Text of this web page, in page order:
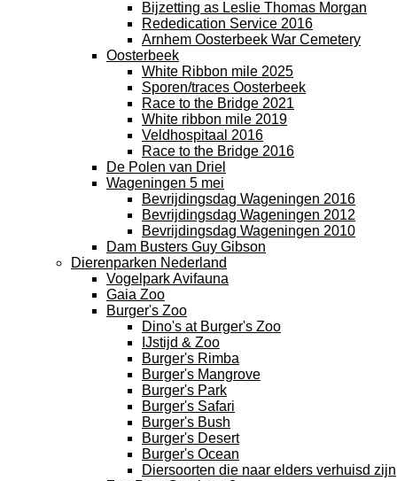
Bijzetting as Leslie Thomas Morgan
Rededication Service 2016
Arnhem Oosterbeek War Cemetery
Oosterbeek
White Ribbon mile 2025
Sporen/traces Oosterbeek
Race to the Bridge 2021
White ribbon mile 2019
Veldhospitaal 2016
Race to the Bridge 2016
De Polen van Driel
Wageningen 5 mei
Bevrijdingsdag Wageningen 2016
Bevrijdingsdag Wageningen 2012
Bevrijdingsdag Wageningen 2010
Dam Busters Guy Gibson
Dierenparken Nederland
Vogelpark Avifauna
Gaia Zoo
Burger's Zoo
Dino's at Burger's Zoo
IJstijd & Zoo
Burger's Rimba
Burger's Mangrove
Burger's Park
Burger's Safari
Burger's Bush
Burger's Desert
Burger's Ocean
Diersoorten die naar elders verhuisd zijn